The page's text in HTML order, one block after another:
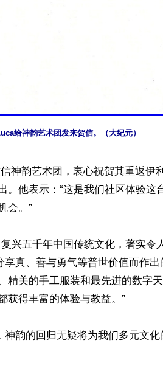
给神韵艺术团发来贺信。（大纪元）
神韵艺术团，衷心祝贺其重返伊
。他表示：“这是我们社区体验这
会。”
兴五千年中国传统文化，著实令
真、善与勇气等普世价值而作出
精美的手工服装和最先进的数字
获得丰富的体验与教益。”
韵的回归无疑将为我们多元文化